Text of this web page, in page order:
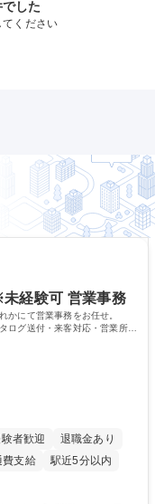
した
ください
経験可 営業事務
かにて営業事務をお任せ。
ログ送付・来客対応・営業所内
者歓迎
退職金あり
費支給
駅近5分以内